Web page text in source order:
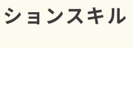
ションスキル